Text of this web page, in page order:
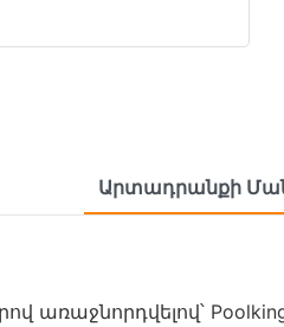
Արտադրանքի
առաջնորդվելով՝